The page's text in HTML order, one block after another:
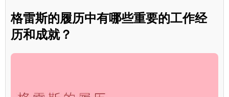
格雷斯的履历中有哪些重要的工作经
历和成就？